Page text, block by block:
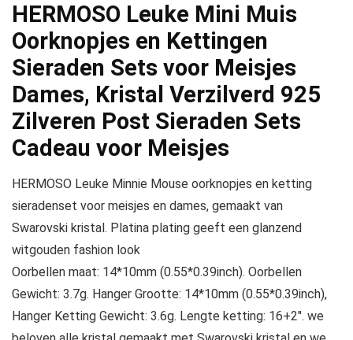
HERMOSO Leuke Mini Muis
Oorknopjes en Kettingen
Sieraden Sets voor Meisjes
Dames, Kristal Verzilverd 925
Zilveren Post Sieraden Sets
Cadeau voor Meisjes
HERMOSO Leuke Minnie Mouse oorknopjes en ketting
sieradenset voor meisjes en dames, gemaakt van
Swarovski kristal. Platina plating geeft een glanzend
witgouden fashion look
Oorbellen maat: 14*10mm (0.55*0.39inch). Oorbellen
Gewicht: 3.7g. Hanger Grootte: 14*10mm (0.55*0.39inch),
Hanger Ketting Gewicht: 3.6g. Lengte ketting: 16+2″. we